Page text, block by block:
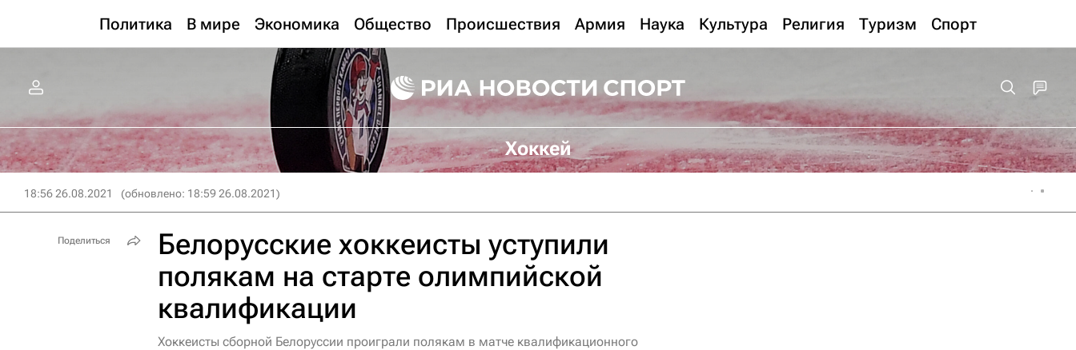
Политика В мире Экономика Общество Происшествия Армия Наука Культура Религия Туризм Спорт
Хоккей
18:56 26.08.2021 (обновлено: 18:59 26.08.2021)
Белорусские хоккеисты уступили
полякам на старте олимпийской
квалификации
Хоккеисты сборной Белоруссии проиграли полякам в матче квалификационного
Поделиться